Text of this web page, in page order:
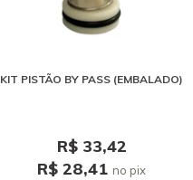
KIT PISTÃO BY PASS (EMBALADO)
R$ 33,42
R$ 28,41 no pix